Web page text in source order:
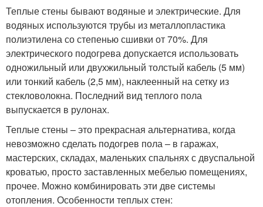
Теплые стены бывают водяные и электрические. Для
водяных используются трубы из металлопластика
полиэтилена со степенью сшивки от 70%. Для
электрического подогрева допускается использовать
одножильный или двухжильный толстый кабель (5 мм)
или тонкий кабель (2,5 мм), наклеенный на сетку из
стекловолокна. Последний вид теплого пола
выпускается в рулонах.
Теплые стены – это прекрасная альтернатива, когда
невозможно сделать подогрев пола – в гаражах,
мастерских, складах, маленьких спальнях с двуспальной
кроватью, просто заставленных мебелью помещениях,
прочее. Можно комбинировать эти две системы
отопления. Особенности теплых стен: